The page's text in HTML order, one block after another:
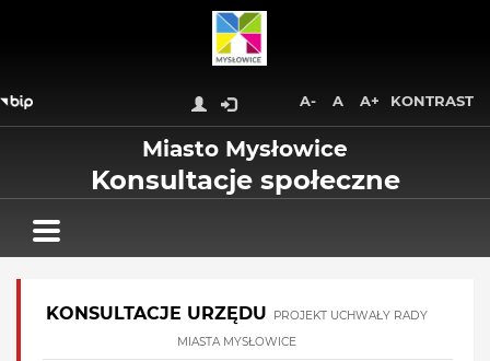
Wróć na początek strony
Przejdź do treści głównej
Przejdź do stopki
Przejdź do mapy serwisu
A- A A+ KONTRAST
Miasto Mysłowice
Konsultacje społeczne
KONSULTACJE URZĘDU PROJEKT UCHWAŁY RADY
MIASTA MYSŁOWICE